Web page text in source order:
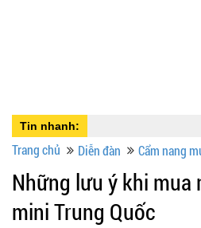
Tin nhanh:
Trang chủ Diễn đàn Cẩm nang
Những lưu ý khi mua
mini Trung Quốc